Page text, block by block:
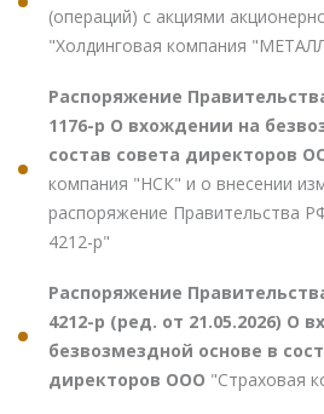
(операций) с акциями
"Холдинговая компания
Распоряжение
1176-р О вхождении на
состав совета директоров
компания "НСК" и о внесении
распоряжение Правительства
4212-р"
Распоряжение
4212-р (ред. от 21.05.2026) О
безвозмездной основе в
директоров ООО "Страховая